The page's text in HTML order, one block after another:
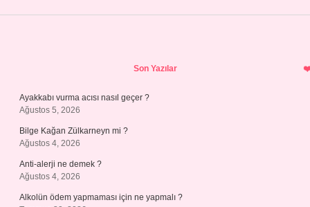
Son Yazılar
Ayakkabı vurma acısı nasıl geçer ?
Ağustos 5, 2026
Bilge Kağan Zülkarneyn mi ?
Ağustos 4, 2026
Anti-alerji ne demek ?
Ağustos 4, 2026
Alkolün ödem yapmaması için ne yapmalı ?